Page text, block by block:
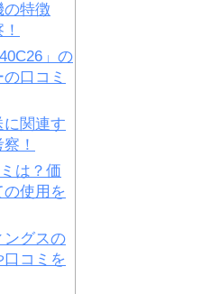
の特徴
」の
口コミ
に関連す
！
は？価
使用を
ングスの
コミを